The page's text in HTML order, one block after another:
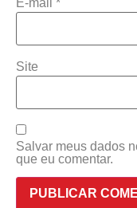
Site
Salvar meus dados
que eu comentar.